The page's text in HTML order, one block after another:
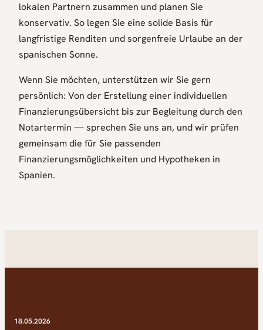
lokalen Partnern zusammen und planen Sie
konservativ. So legen Sie eine solide Basis für
langfristige Renditen und sorgenfreie Urlaube an der
spanischen Sonne.
Wenn Sie möchten, unterstützen wir Sie gern
persönlich: Von der Erstellung einer individuellen
Finanzierungsübersicht bis zur Begleitung durch den
Notartermin — sprechen Sie uns an, und wir prüfen
gemeinsam die für Sie passenden
Finanzierungsmöglichkeiten und Hypotheken in
Spanien.
18.05.2026